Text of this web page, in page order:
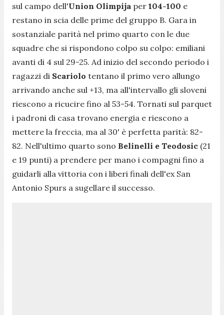
sul campo dell'Union Olimpija per 104-100 e
restano in scia delle prime del gruppo B. Gara in
sostanziale parità nel primo quarto con le due
squadre che si rispondono colpo su colpo: emiliani
avanti di 4 sul 29-25. Ad inizio del secondo periodo i
ragazzi di Scariolo tentano il primo vero allungo
arrivando anche sul +13, ma all'intervallo gli sloveni
riescono a ricucire fino al 53-54. Tornati sul parquet
i padroni di casa trovano energia e riescono a
mettere la freccia, ma al 30' è perfetta parità: 82-
82. Nell'ultimo quarto sono Belinelli e Teodosic (21
e 19 punti) a prendere per mano i compagni fino a
guidarli alla vittoria con i liberi finali dell'ex San
Antonio Spurs a sugellare il successo.